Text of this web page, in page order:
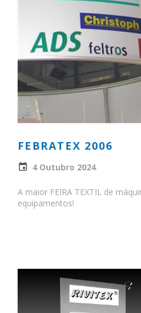
FEBRATEX 2006
4 Outubro 2024
A maior FEIRA TEXTIL de
equipamentos!